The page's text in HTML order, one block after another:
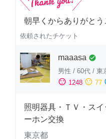
朝早くからありがとう
依頼されたチケット
maaasa check_circle
男性 / 60代 / 東
sentiment_satisfied 1248 sentiment_neutral 77
照明器具・ＴＶ・ス
ーホン交換
東京都